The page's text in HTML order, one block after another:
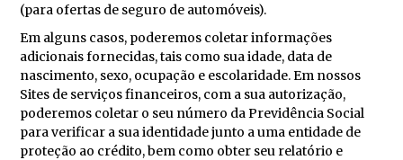
(para ofertas de seguro de automóveis).
Em alguns casos, poderemos coletar informações
adicionais fornecidas, tais como sua idade, data de
nascimento, sexo, ocupação e escolaridade. Em nossos
Sites de serviços financeiros, com a sua autorização,
poderemos coletar o seu número da Previdência Social
para verificar a sua identidade junto a uma entidade de
proteção ao crédito, bem como obter seu relatório e